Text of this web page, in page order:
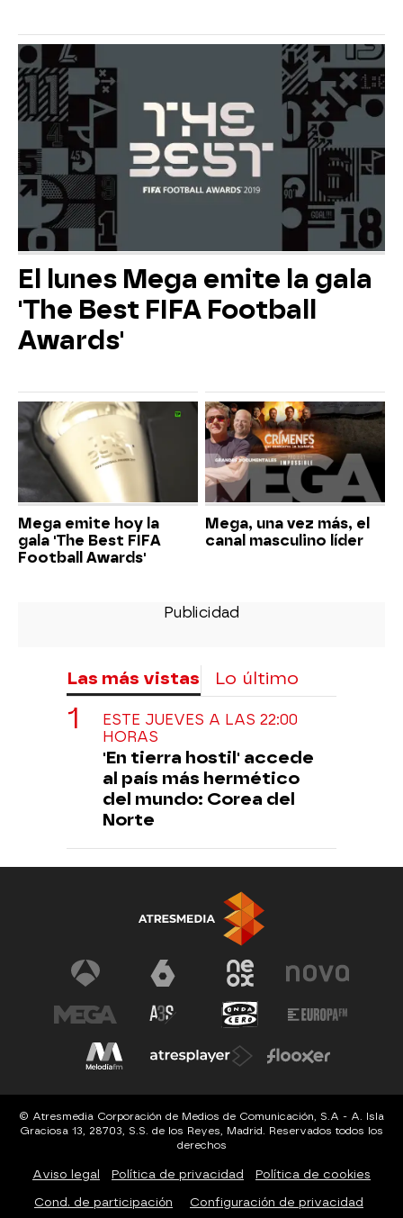
El lunes Mega emite la gala
'The Best FIFA Football
Awards'
Mega emite hoy la
gala 'The Best FIFA
Football Awards'
Mega, una vez más, el
canal masculino líder
Las más vistas Lo último
ESTE JUEVES A LAS 22:00
HORAS
'En tierra hostil' accede
al país más hermético
del mundo: Corea del
Norte
© Atresmedia Corporación de Medios de Comunicación, S.A - A. Isla
Graciosa 13, 28703, S.S. de los Reyes, Madrid. Reservados todos los
derechos
Aviso legal Política de privacidad Política de cookies
Cond. de participación Configuración de privacidad